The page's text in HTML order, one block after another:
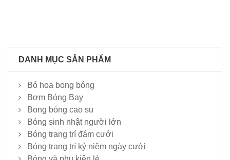
DANH MỤC SẢN PHẨM
Bó hoa bong bóng
Bơm Bóng Bay
Bong bóng cao su
Bóng sinh nhật người lớn
Bóng trang trí đám cưới
Bóng trang trí kỷ niệm ngày cưới